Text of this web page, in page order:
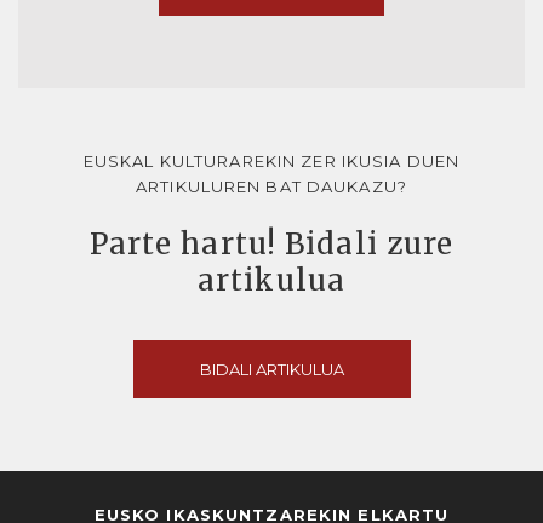
EUSKAL KULTURAREKIN ZER IKUSIA DUEN
ARTIKULUREN BAT DAUKAZU?
Parte hartu! Bidali zure
artikulua
BIDALI ARTIKULUA
EUSKO IKASKUNTZAREKIN ELKARTU